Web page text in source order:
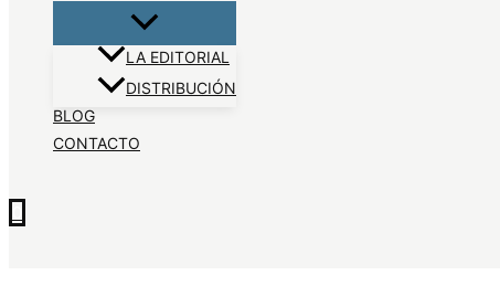
LA EDITORIAL
DISTRIBUCIÓN
BLOG
CONTACTO